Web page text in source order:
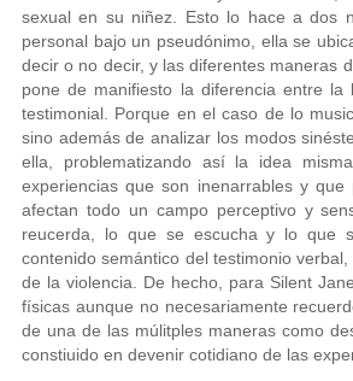
sexual en su niñez. Esto lo hace a dos
personal bajo un pseudónimo, ella se
decir o no decir, y las diferentes maneras
pone de manifiesto la diferencia entre
testimonial. Porque en el caso de lo
sino además de analizar los modos
ella, problematizando así la idea
experiencias que son inenarrables y que
afectan todo un campo perceptivo y
reucerda, lo que se escucha y lo que
contenido semántico del testimonio
de la violencia. De hecho, para Silent
físicas aunque no necesariamente
de una de las múlitples maneras como
constiuido en devenir cotidiano de las